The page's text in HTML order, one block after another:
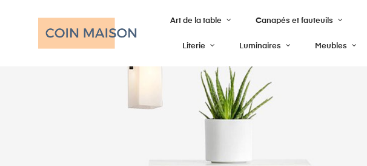
Art de la table Canapés et fauteuils
Literie Luminaires Meubles